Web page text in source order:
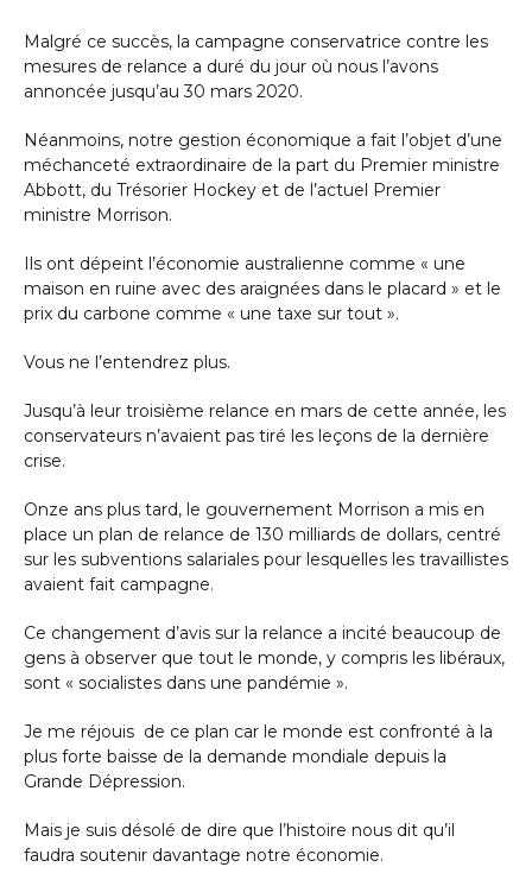
Malgré ce succès, la campagne conservatrice contre les
mesures de relance a duré du jour où nous l’avons
annoncée jusqu’au 30 mars 2020.
Néanmoins, notre gestion économique a fait l’objet d’une
méchanceté extraordinaire de la part du Premier ministre
Abbott, du Trésorier Hockey et de l’actuel Premier
ministre Morrison.
Ils ont dépeint l’économie australienne comme « une
maison en ruine avec des araignées dans le placard » et le
prix du carbone comme « une taxe sur tout ».
Vous ne l’entendrez plus.
Jusqu’à leur troisième relance en mars de cette année, les
conservateurs n’avaient pas tiré les leçons de la dernière
crise.
Onze ans plus tard, le gouvernement Morrison a mis en
place un plan de relance de 130 milliards de dollars, centré
sur les subventions salariales pour lesquelles les travaillistes
avaient fait campagne.
Ce changement d’avis sur la relance a incité beaucoup de
gens à observer que tout le monde, y compris les libéraux,
sont « socialistes dans une pandémie ».
Je me réjouis de ce plan car le monde est confronté à la
plus forte baisse de la demande mondiale depuis la
Grande Dépression.
Mais je suis désolé de dire que l’histoire nous dit qu’il
faudra soutenir davantage notre économie.